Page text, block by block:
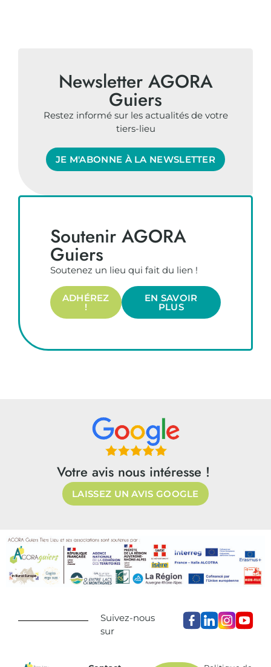
Newsletter AGORA
Guiers
Restez informé sur les actualités de votre
tiers-lieu
JE M'ABONNE À LA NEWSLETTER
Soutenir AGORA
Guiers
Soutenez un lieu qui fait du lien !
ADHÉREZ
!
EN SAVOIR
PLUS
Votre avis nous intéresse !
LAISSEZ UN AVIS GOOGLE
Suivez-nous
sur